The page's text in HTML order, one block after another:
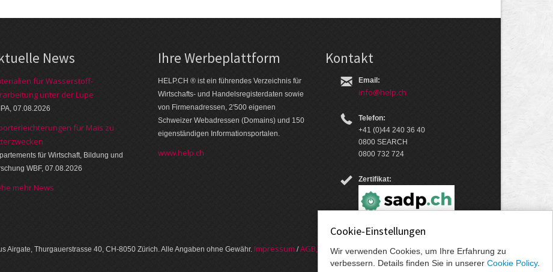
News
für Wasserstoff-
unter der Lupe
07.08.2026
für Mais zu
für Wirtschaft, Bildung und
WBF, 07.08.2026
mehr News
Ihre Werbe­platt­form
HELP.CH ® ist ein führendes Ver­zeich­nis für
Wirt­schafts- und Handels­register­daten so­wie
von Firmen­adressen, 2'500 eige­nen
Schweizer Web­adressen (Domains) und 150
eigen­ständigen Infor­mations­por­talen.
www.help.ch
Kontakt
Email:
info@help.ch
Telefon:
+41 (0)44 240 36 40
0800 SEARCH
0800 732 724
Zertifikat:
Airgate, Thurgauer­strasse 40, CH-8050 Zürich. Alle Angaben ohne Gewähr. Im­pres­sum /AGB, Nut­zungs­bedin­gungen, Daten­schutz­er­
Cookie-Einstellungen
Wir verwenden Cookies, um Ihre Erfahrung zu
verbessern. Details finden Sie in unserer Cookie Policy.